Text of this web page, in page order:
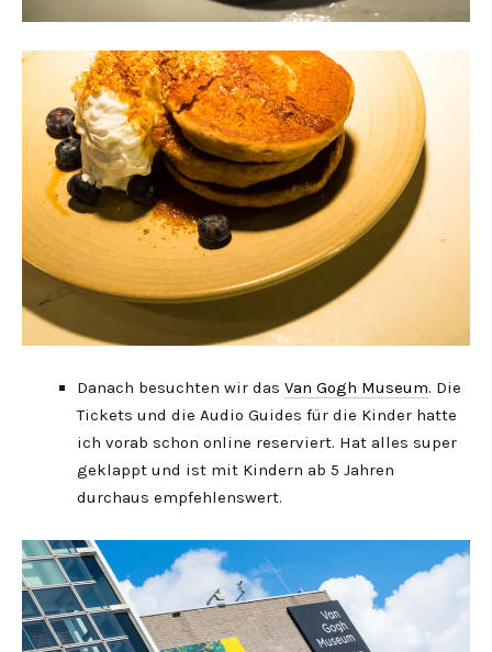
Danach besuchten wir das Van Gogh Museum. Die
Tickets und die Audio Guides für die Kinder hatte
ich vorab schon online reserviert. Hat alles super
geklappt und ist mit Kindern ab 5 Jahren
durchaus empfehlenswert.